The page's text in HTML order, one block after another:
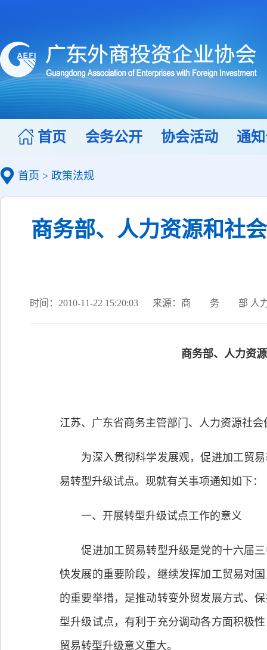
首页 会务公开 协会活动 通
首页 > 政策法规
商务部、人力资源和社
时间：2010-11-22 15:20:03 来源：商 务 部 人力
商务部、人力资
江苏、广东省商务主管部门、人力资源社
为深入贯彻科学发展观，促进加工贸易
易转型升级试点。现就有关事项通知如下：
一、开展转型升级试点工作的意义
促进加工贸易转型升级是党的十六届三
快发展的重要阶段，继续发挥加工贸易对
的重要举措，是推动转变外贸发展方式、
型升级试点，有利于充分调动各方面积极
贸易转型升级意义重大。